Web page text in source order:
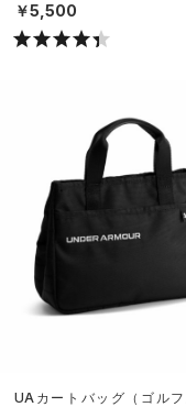
￥5,500
UAカートバッグ（ゴルフ